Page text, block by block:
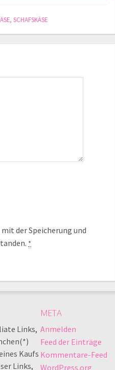
,SCHAFSKÄSE
der Speicherung und
*
Links,
Kaufs
Links,
META
Anmelden
Feed der Einträge
Kommentare-Feed
WordPress.org